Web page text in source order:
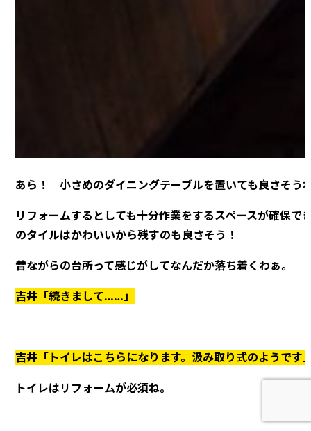
あら！ 小さめのダイニングテーブルを置いても良さそう
リフォームするとしても十分作業をするスペースが確保で
のタイルはかわいいから残すのも良さそう！
昔ながらの台所って感じがしてなんだか落ち着くわぁ。
吉井「続きまして……」
吉井「トイレはこちらになります。汲み取り式のようです
トイレはリフォームが必須ね。